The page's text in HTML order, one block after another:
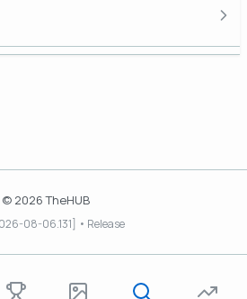
© 2026 TheHUB
08-06.131] • Release